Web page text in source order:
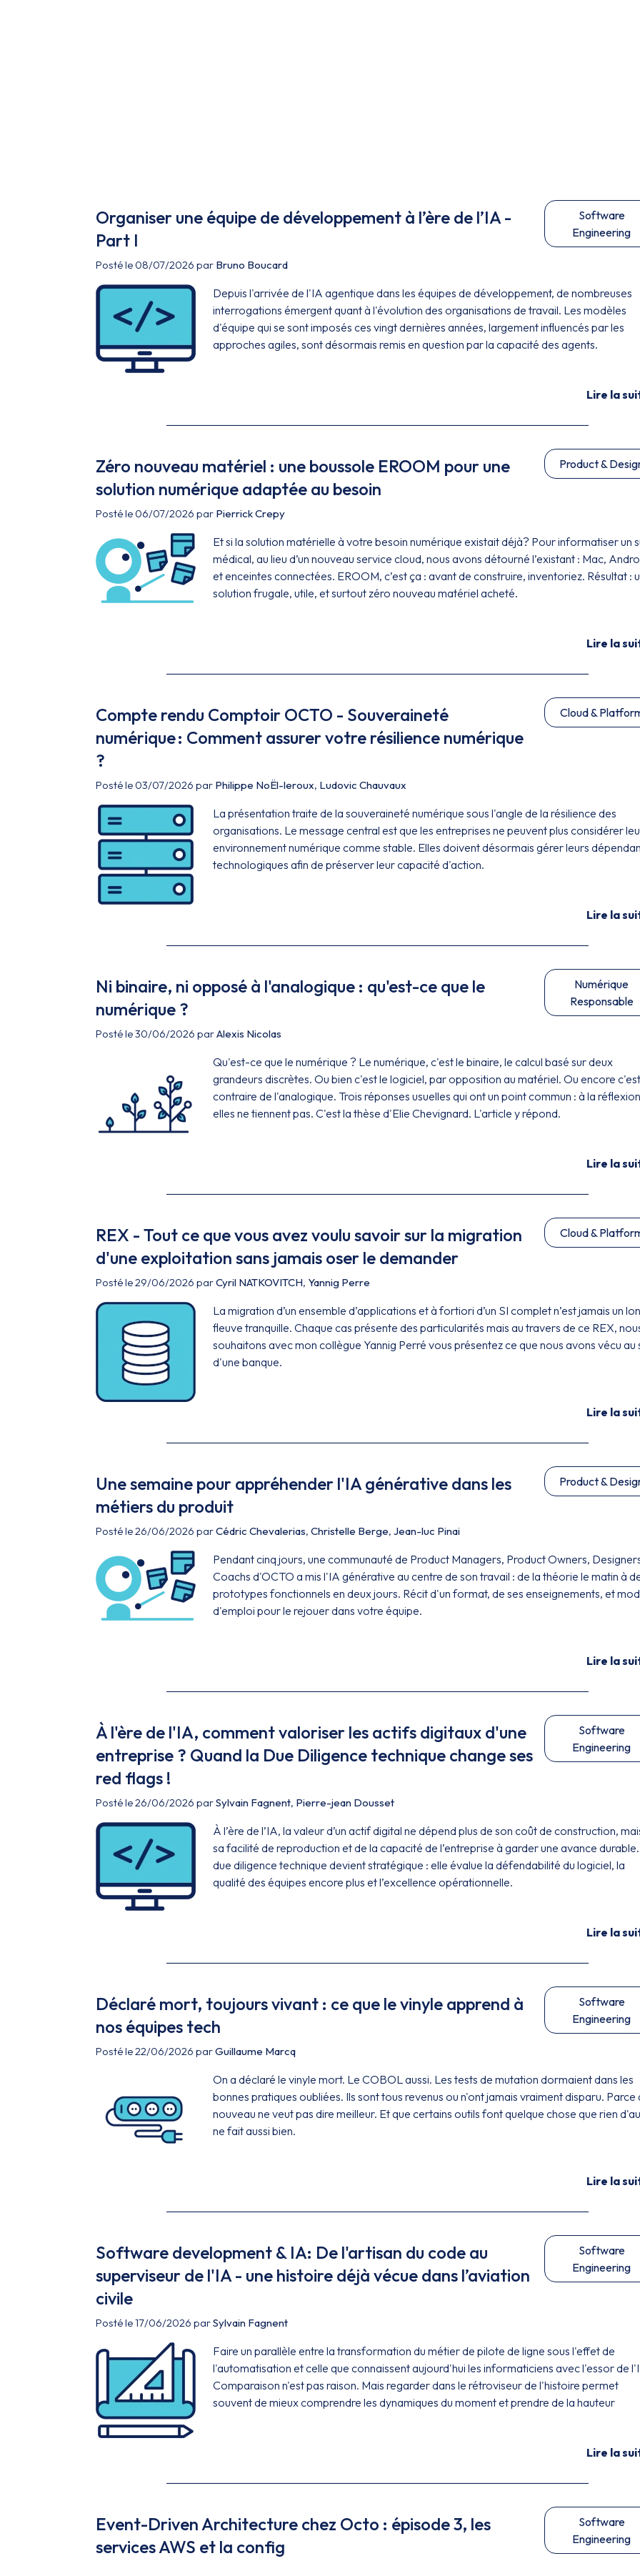
Organiser une équipe de développement à l’ère de l’IA -
Part I
Software
Engineering
Posté le 08/07/2026 par Bruno Boucard
Depuis l'arrivée de l'IA agentique dans les équipes de développement, de nombreuses
interrogations émergent quant à l'évolution des organisations de travail. Les modèles
d'équipe qui se sont imposés ces vingt dernières années, largement influencés par les
approches agiles, sont désormais remis en question par la capacité des agents.
Lire la
Zéro nouveau matériel : une boussole EROOM pour une
solution numérique adaptée au besoin
Product &
Posté le 06/07/2026 par Pierrick Crepy
Et si la solution matérielle à votre besoin numérique existait déjà? Pour informatiser un
médical, au lieu d’un nouveau service cloud, nous avons détourné l’existant : Mac,
et enceintes connectées. EROOM, c’est ça : avant de construire, inventoriez. Résultat :
solution frugale, utile, et surtout zéro nouveau matériel acheté.
Lire la
Compte rendu Comptoir OCTO - Souveraineté
numérique : Comment assurer votre résilience numérique
?
Cloud &
Posté le 03/07/2026 par Philippe NoËl-leroux, Ludovic Chauvaux
La présentation traite de la souveraineté numérique sous l'angle de la résilience des
organisations. Le message central est que les entreprises ne peuvent plus considérer
environnement numérique comme stable. Elles doivent désormais gérer leurs
technologiques afin de préserver leur capacité d'action.
Lire la
Ni binaire, ni opposé à l'analogique : qu'est-ce que le
numérique ?
Numérique
Responsable
Posté le 30/06/2026 parAlexis Nicolas
Qu'est-ce que le numérique ? Le numérique, c'est le binaire, le calcul basé sur deux
grandeurs discrètes. Ou bien c'est le logiciel, par opposition au matériel. Ou encore
contraire de l'analogique. Trois réponses usuelles qui ont un point commun : à la
elles ne tiennent pas. C'est la thèse d'Elie Chevignard. L'article y répond.
Lire la
REX - Tout ce que vous avez voulu savoir sur la migration
d'une exploitation sans jamais oser le demander
Cloud &
Posté le 29/06/2026 parCyril NATKOVITCH, Yannig Perre
La migration d’un ensemble d’applications et à fortiori d’un SI complet n’est jamais un
fleuve tranquille. Chaque cas présente des particularités mais au travers de ce REX,
souhaitons avec mon collègue Yannig Perré vous présentez ce que nous avons vécu au
d'une banque.
Lire la
Une semaine pour appréhender l'IA générative dans les
métiers du produit
Product &
Posté le 26/06/2026 parCédric Chevalerias, Christelle Berge, Jean-luc Pinai
Pendant cinq jours, une communauté de Product Managers, Product Owners,
Coachs d'OCTO a mis l'IA générative au centre de son travail : de la théorie le matin à
prototypes fonctionnels en deux jours. Récit d'un format, de ses enseignements, et
d'emploi pour le rejouer dans votre équipe.
Lire la
À l'ère de l'IA, comment valoriser les actifs digitaux d'une
entreprise ? Quand la Due Diligence technique change ses
red flags !
Software
Engineering
Posté le 26/06/2026 parSylvain Fagnent, Pierre-jean Dousset
À l’ère de l’IA, la valeur d’un actif digital ne dépend plus de son coût de construction,
sa facilité de reproduction et de la capacité de l’entreprise à garder une avance
due diligence technique devient stratégique : elle évalue la défendabilité du logiciel, la
qualité des équipes encore plus et l’excellence opérationnelle.
Lire la
Déclaré mort, toujours vivant : ce que le vinyle apprend à
nos équipes tech
Software
Engineering
Posté le 22/06/2026 parGuillaume Marcq
On a déclaré le vinyle mort. Le COBOL aussi. Les tests de mutation dormaient dans les
bonnes pratiques oubliées. Ils sont tous revenus ou n'ont jamais vraiment disparu. Parce
nouveau ne veut pas dire meilleur. Et que certains outils font quelque chose que rien
ne fait aussi bien.
Lire la
Software development & IA: De l'artisan du code au
superviseur de l'IA - une histoire déjà vécue dans l’aviation
civile
Software
Engineering
Posté le 17/06/2026 parSylvain Fagnent
Faire un parallèle entre la transformation du métier de pilote de ligne sous l'effet de
l'automatisation et celle que connaissent aujourd'hui les informaticiens avec l'essor de
Comparaison n'est pas raison. Mais regarder dans le rétroviseur de l'histoire permet
souvent de mieux comprendre les dynamiques du moment et prendre de la hauteur
Lire la
Event-Driven Architecture chez Octo : épisode 3, les
services AWS et la config
Software
Engineering